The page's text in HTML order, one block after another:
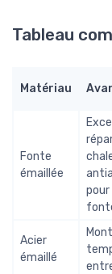
Tableau
Matériau
Fonte
émaillée
pour
Acier
émaillé